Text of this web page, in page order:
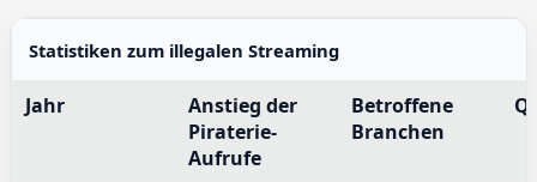
Statistiken zum illegalen Streaming
Jahr
Anstieg der
Piraterie-
Aufrufe
Betroffene
Branchen